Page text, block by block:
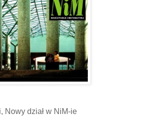
Nowy dział w NiM-ie